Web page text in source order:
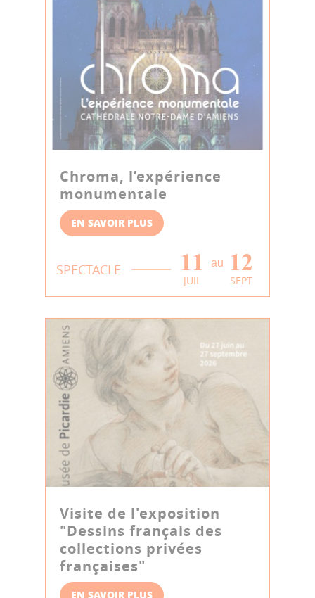
Chroma, l’expérience
monumentale
EN SAVOIR PLUS
SPECTACLE 11
JUIL
au 12
SEPT
Visite de l'exposition
"Dessins français des
collections privées
françaises"
EN SAVOIR PLUS